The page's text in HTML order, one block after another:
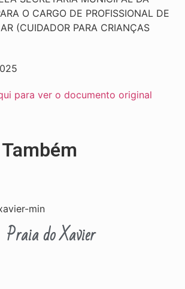
O CARGO DE PROFISSIONAL DE
(CUIDADOR PARA CRIANÇAS
para ver o documento original
Praia do Xavier